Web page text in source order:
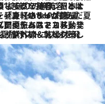
は損してる!? 美容ジャーナリストが提案する“掟破りの旅美容”とは
Mサイズジップ】
ストコスメを発表！【Mサイズジップ】